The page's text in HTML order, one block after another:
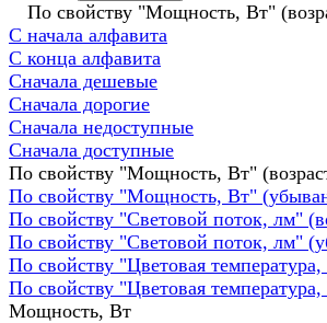
По свойству "Мощность, Вт"
С начала алфавита
С конца алфавита
Сначала дешевые
Сначала дорогие
Сначала недоступные
Сначала доступные
По свойству "Мощность, Вт"
По свойству "Мощность, Вт"
По свойству "Световой поток, лм"
По свойству "Световой поток, лм"
По свойству "Цветовая
По свойству "Цветовая
Мощность, Вт